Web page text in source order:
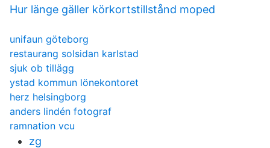
Hur länge gäller körkortstillstånd moped
unifaun göteborg
restaurang solsidan karlstad
sjuk ob tillägg
ystad kommun lönekontoret
herz helsingborg
anders lindén fotograf
ramnation vcu
zg